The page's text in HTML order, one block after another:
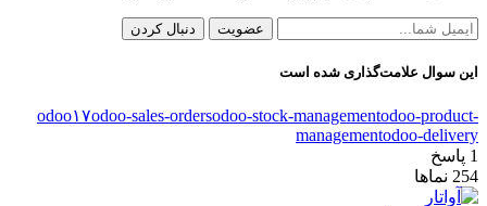
عضویت دنبال کردن
این سوال علامت‌گذاری شده است
odoo۱۷odoo-sales-ordersodoo-stock-managementodoo-product-
managementodoo-delivery
1 پاسخ
254 نماها